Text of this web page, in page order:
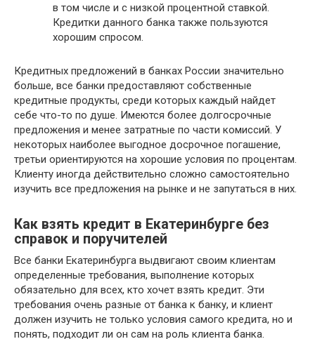
в том числе и с низкой процентной ставкой.
Кредитки данного банка также пользуются
хорошим спросом.
Кредитных предложений в банках России значительно
больше, все банки предоставляют собственные
кредитные продукты, среди которых каждый найдет
себе что-то по душе. Имеются более долгосрочные
предложения и менее затратные по части комиссий. У
некоторых наиболее выгодное досрочное погашение,
третьи ориентируются на хорошие условия по процентам.
Клиенту иногда действительно сложно самостоятельно
изучить все предложения на рынке и не запутаться в них.
Как взять кредит в Екатеринбурге без
справок и поручителей
Все банки Екатеринбурга выдвигают своим клиентам
определенные требования, выполнение которых
обязательно для всех, кто хочет взять кредит. Эти
требования очень разные от банка к банку, и клиент
должен изучить не только условия самого кредита, но и
понять, подходит ли он сам на роль клиента банка.